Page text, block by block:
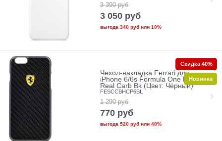
3 390 руб
3 050 руб
выгода 340 рубили 10%
Чехол-накладка Ferrari для
iPhone 6/6s Formula One Hard
Real Carb Bk (Цвет: Чёрный)
FESCCBHCP6BL
1 290 руб
770 руб
выгода 520 рубили 40%
Скидка 40%
Новинка